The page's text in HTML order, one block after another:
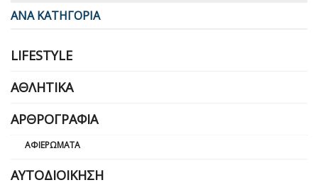
ΑΝΑ ΚΑΤΗΓΟΡΙΑ
LIFESTYLE
ΑΘΛΗΤΙΚΆ
ΑΡΘΡΟΓΡΑΦΊΑ
ΑΦΙΕΡΏΜΑΤΑ
ΑΥΤΟΔΙΟΊΚΗΣΗ